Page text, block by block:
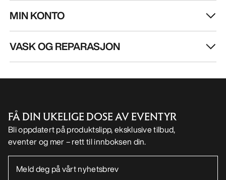
MIN KONTO
VASK OG REPARASJON
FÅ DIN UKELIGE DOSE AV EVENTYR
Bli oppdatert på produktslipp, eksklusive tilbud,
eventer og mer – rett til innboksen din.